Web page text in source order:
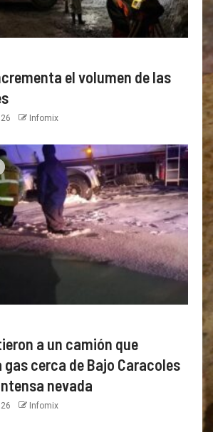
el volumen de las
Infomix
a un camión que
cerca de Bajo Caracoles
nevada
Infomix